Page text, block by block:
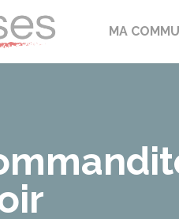
Échilleuses
MA